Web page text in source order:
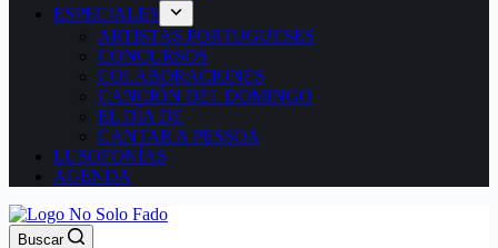
ESPECIALES
ARTISTAS PORTUGUESES
CONCURSOS
COLABORACIONES
CANCIÓN DEL DOMINGO
EL DÍA DE
CANTAR A PESSOA
LUSOFONÍAS
AGENDA
Buscar